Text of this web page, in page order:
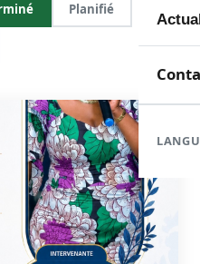
Planifié